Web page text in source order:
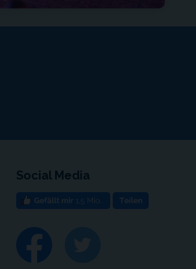
Social Media